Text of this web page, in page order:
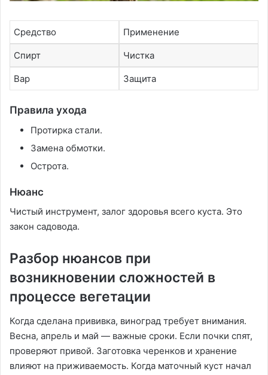
Средство Применение
Спирт Чистка
Вар Защита
Правила ухода
Протирка стали.
Замена обмотки.
Острота.
Нюанс
Чистый инструмент, залог здоровья всего куста. Это
закон садовода.
Разбор нюансов при
возникновении сложностей в
процессе вегетации
Когда сделана прививка, виноград требует внимания.
Весна, апрель и май — важные сроки. Если почки спят,
проверяют привой. Заготовка черенков и хранение
влияют на приживаемость. Когда маточный куст начал